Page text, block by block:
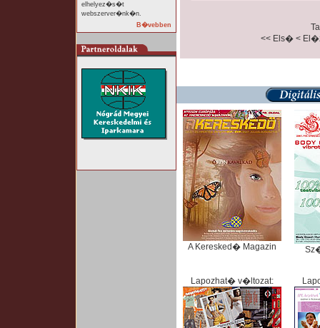
elhelyez�s�t
webszerver�nk�n.
B�vebben
<< Els� <
A Keresked� Magazin
Lapozhat� v�ltozat: